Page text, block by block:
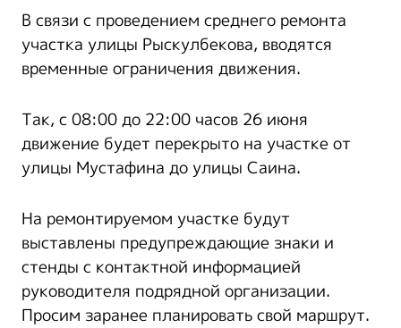
В связи с проведением среднего ремонта
участка улицы Рыскулбекова, вводятся
временные ограничения движения.
Так, с 08:00 до 22:00 часов 26 июня
движение будет перекрыто на участке от
улицы Мустафина до улицы Саина.
На ремонтируемом участке будут
выставлены предупреждающие знаки и
стенды с контактной информацией
руководителя подрядной организации.
Просим заранее планировать свой маршрут.